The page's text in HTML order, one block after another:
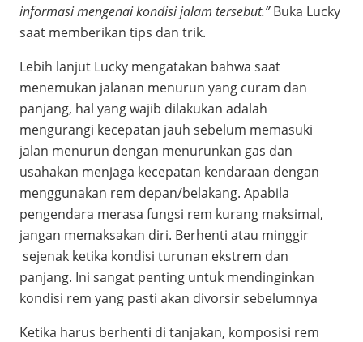
informasi mengenai kondisi jalam tersebut.”Buka Lucky
saat memberikan tips dan trik.
Lebih lanjut Lucky mengatakan bahwa saat
menemukan jalanan menurun yang curam dan
panjang, hal yang wajib dilakukan adalah
mengurangi kecepatan jauh sebelum memasuki
jalan menurun dengan menurunkan gas dan
usahakan menjaga kecepatan kendaraan dengan
menggunakan rem depan/belakang. Apabila
pengendara merasa fungsi rem kurang maksimal,
jangan memaksakan diri. Berhenti atau minggir
sejenak ketika kondisi turunan ekstrem dan
panjang. Ini sangat penting untuk mendinginkan
kondisi rem yang pasti akan divorsir sebelumnya
Ketika harus berhenti di tanjakan, komposisi rem